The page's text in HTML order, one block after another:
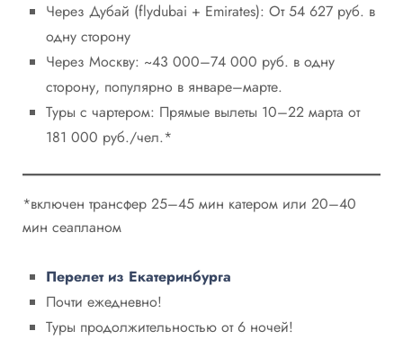
Через Дубай (flydubai + Emirates): От 54 627 руб. в
одну сторону
Через Москву: ~43 000–74 000 руб. в одну
сторону, популярно в январе–марте.
Туры с чартером: Прямые вылеты 10–22 марта от
181 000 руб./чел.*
*включен трансфер 25–45 мин катером или 20–40
мин сеапланом
Перелет из Екатеринбурга
Почти ежедневно!
Туры продолжительностью от 6 ночей!